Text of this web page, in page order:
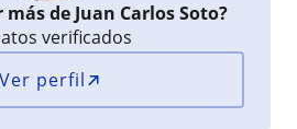
de Juan Carlos Soto?
verificados
Ver perfil